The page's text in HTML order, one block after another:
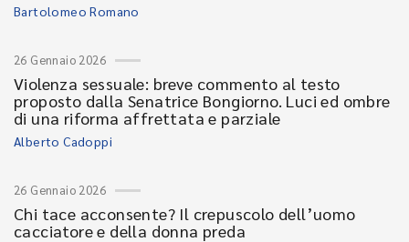
Bartolomeo Romano
26 Gennaio 2026
Violenza sessuale: breve commento al testo
proposto dalla Senatrice Bongiorno. Luci ed ombre
di una riforma affrettata e parziale
Alberto Cadoppi
26 Gennaio 2026
Chi tace acconsente? Il crepuscolo dell’uomo
cacciatore e della donna preda